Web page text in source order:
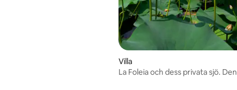
Villa
La Foleia och dess privata sjö. Den